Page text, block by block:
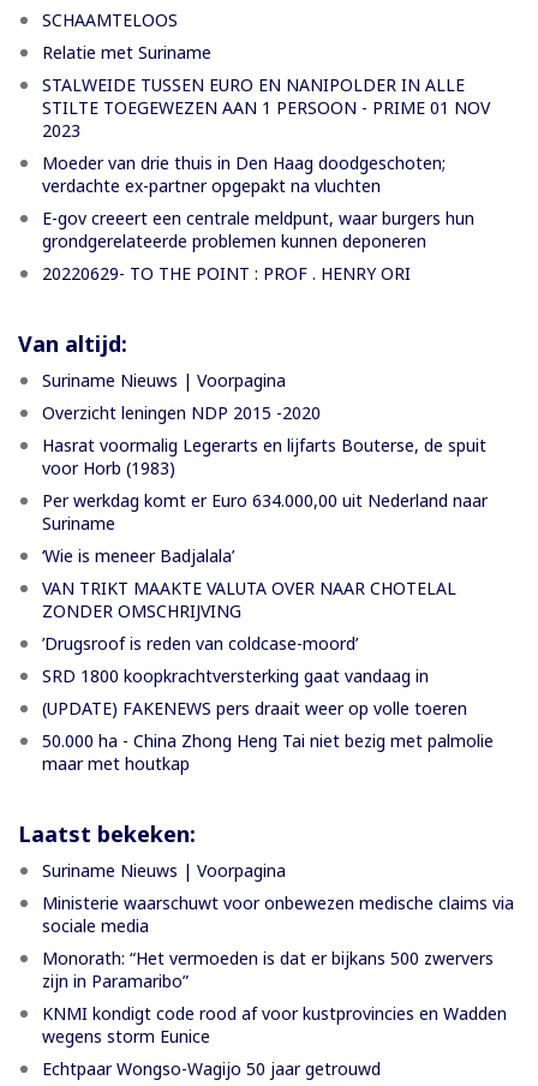
SCHAAMTELOOS
Relatie met Suriname
STALWEIDE TUSSEN EURO EN NANIPOLDER IN ALLE
STILTE TOEGEWEZEN AAN 1 PERSOON - PRIME 01 NOV
2023
Moeder van drie thuis in Den Haag doodgeschoten;
verdachte ex-partner opgepakt na vluchten
E-gov creeert een centrale meldpunt, waar burgers hun
grondgerelateerde problemen kunnen deponeren
20220629- TO THE POINT : PROF . HENRY ORI
Van altijd:
Suriname Nieuws | Voorpagina
Overzicht leningen NDP 2015 -2020
Hasrat voormalig Legerarts en lijfarts Bouterse, de spuit
voor Horb (1983)
Per werkdag komt er Euro 634.000,00 uit Nederland naar
Suriname
‘Wie is meneer Badjalala’
VAN TRIKT MAAKTE VALUTA OVER NAAR CHOTELAL
ZONDER OMSCHRIJVING
’Drugsroof is reden van coldcase-moord’
SRD 1800 koopkrachtversterking gaat vandaag in
(UPDATE) FAKENEWS pers draait weer op volle toeren
50.000 ha - China Zhong Heng Tai niet bezig met palmolie
maar met houtkap
Laatst bekeken:
Suriname Nieuws | Voorpagina
Ministerie waarschuwt voor onbewezen medische claims via
sociale media
Monorath: “Het vermoeden is dat er bijkans 500 zwervers
zijn in Paramaribo”
KNMI kondigt code rood af voor kustprovincies en Wadden
wegens storm Eunice
Echtpaar Wongso-Wagijo 50 jaar getrouwd